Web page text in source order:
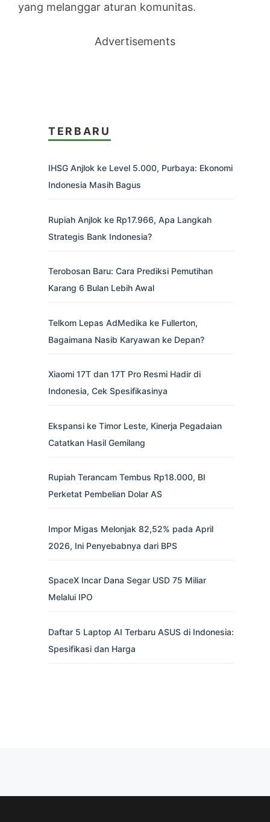
yang melanggar aturan komunitas.
Advertisements
TERBARU
IHSG Anjlok ke Level 5.000, Purbaya: Ekonomi
Indonesia Masih Bagus
Rupiah Anjlok ke Rp17.966, Apa Langkah
Strategis Bank Indonesia?
Terobosan Baru: Cara Prediksi Pemutihan
Karang 6 Bulan Lebih Awal
Telkom Lepas AdMedika ke Fullerton,
Bagaimana Nasib Karyawan ke Depan?
Xiaomi 17T dan 17T Pro Resmi Hadir di
Indonesia, Cek Spesifikasinya
Ekspansi ke Timor Leste, Kinerja Pegadaian
Catatkan Hasil Gemilang
Rupiah Terancam Tembus Rp18.000, BI
Perketat Pembelian Dolar AS
Impor Migas Melonjak 82,52% pada April
2026, Ini Penyebabnya dari BPS
SpaceX Incar Dana Segar USD 75 Miliar
Melalui IPO
Daftar 5 Laptop AI Terbaru ASUS di Indonesia:
Spesifikasi dan Harga